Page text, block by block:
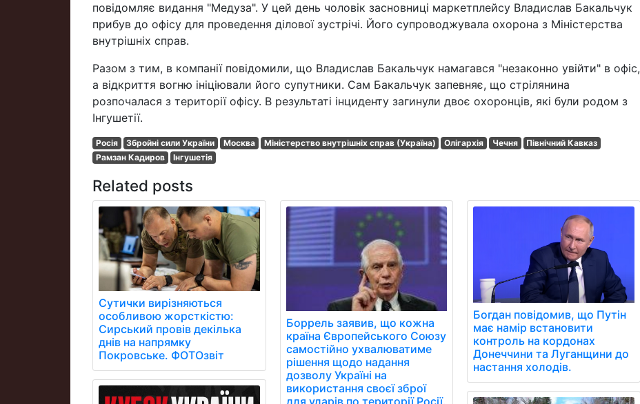
повідомляє видання "Медуза". У цей день чоловік засновниці маркетплейсу Владислав Бакальчук
прибув до офісу для проведення ділової зустрічі. Його супроводжувала охорона з Міністерства
внутрішніх справ.
Разом з тим, в компанії повідомили, що Владислав Бакальчук намагався "незаконно увійти" в офіс,
а відкриття вогню ініціювали його супутники. Сам Бакальчук запевняє, що стрілянина
розпочалася з території офісу. В результаті інциденту загинули двоє охоронців, які були родом з
Інгушетії.
Росія Збройні сили України Москва Міністерство внутрішніх справ (Україна) Олігархія Чечня
Північний Кавказ
Рамзан Кадиров
Інгушетія
Related posts
Сутички вирізняються
особливою жорсткістю:
Сирський провів декілька
днів на напрямку
Покровське. ФОТОзвіт
Боррель заявив, що кожна
країна Європейського Союзу
самостійно ухвалюватиме
рішення щодо надання
дозволу Україні на
використання своєї зброї
для ударів по території Росії.
Богдан повідомив, що Путін
має намір встановити
контроль на кордонах
Донеччини та Луганщини до
настання холодів.